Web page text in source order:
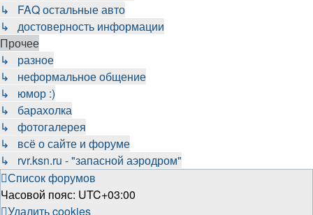
↳ FAQ остальные авто
↳ достоверность информации
Прочее
↳ разное
↳ неформальное общение
↳ юмор :)
↳ барахолка
↳ фотогалерея
↳ всё о сайте и форуме
↳ rvr.ksn.ru - "запасной аэродром"
Список форумов
Часовой пояс: UTC+03:00
Удалить cookies